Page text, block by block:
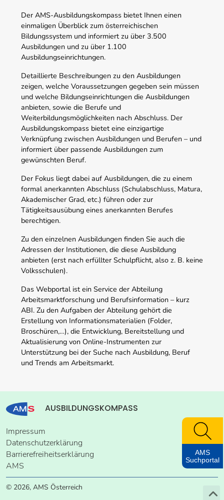
Der AMS-Ausbildungskompass bietet Ihnen einen
einmaligen Überblick zum österreichischen
Bildungssystem und informiert zu über 3.500
Ausbildungen und zu über 1.100
Ausbildungseinrichtungen.
Detaillierte Beschreibungen zu den Ausbildungen
zeigen, welche Voraussetzungen gegeben sein müssen
und welche Bildungseinrichtungen die Ausbildungen
anbieten, sowie die Berufe und
Weiterbildungsmöglichkeiten nach Abschluss. Der
Ausbildungskompass bietet eine einzigartige
Verknüpfung zwischen Ausbildungen und Berufen – und
informiert über passende Ausbildungen zum
gewünschten Beruf.
Der Fokus liegt dabei auf Ausbildungen, die zu einem
formal anerkannten Abschluss (Schulabschluss, Matura,
Akademischer Grad, etc.) führen oder zur
Tätigkeitsausübung eines anerkannten Berufes
berechtigen.
Zu den einzelnen Ausbildungen finden Sie auch die
Adressen der Institutionen, die diese Ausbildung
anbieten (erst nach erfüllter Schulpflicht, also z. B. keine
Volksschulen).
Das Webportal ist ein Service der Abteilung
Arbeitsmarktforschung und Berufsinformation – kurz
ABI. Zu den Aufgaben der Abteilung gehört die
Erstellung von Informationsmaterialien (Folder,
Broschüren,…), die Entwicklung, Bereitstellung und
Aktualisierung von Online-Instrumenten zur
Unterstützung bei der Suche nach Ausbildung, Beruf
und Trends am Arbeitsmarkt.
AUSBILDUNGSKOMPASS
Impressum
Datenschutzerklärung
Barrierefreiheitserklärung
AMS
© 2026, AMS Österreich
AMS
Suchportal